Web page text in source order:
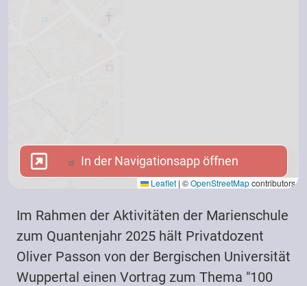
Leaflet | ©OpenStreetMapcontributors
In der Navigationsapp öffnen
In der Navigationsapp öffnen
Im Rahmen der Aktivitäten der Marienschule
zum Quantenjahr 2025 hält Privatdozent
Oliver Passon von der Bergischen Universität
Wuppertal einen Vortrag zum Thema "100